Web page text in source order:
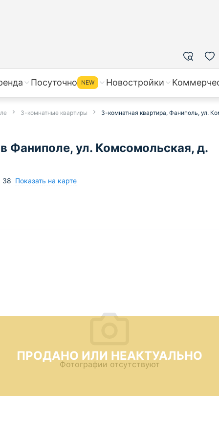
Посуточно NEW Новостройки
3-комнатные квартиры 3-комнатная квартира, Фаниполь, ул.
Фаниполе, ул. Комсомольская, д.
38 Показать на карте
ПРОДАНО ИЛИ НЕАКТУАЛЬНО
Фотографии отсутствуют